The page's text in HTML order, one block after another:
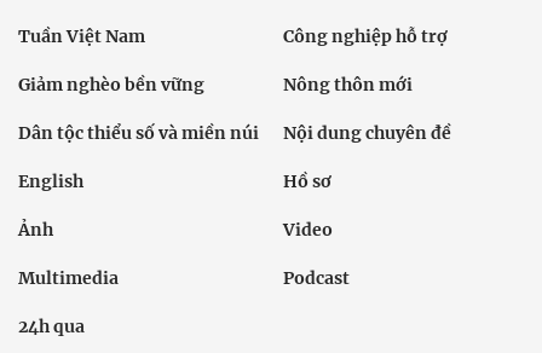
Tuần Việt Nam Công nghiệp hỗ trợ
Giảm nghèo bền vững Nông thôn mới
Dân tộc thiểu số và miền núi Nội dung chuyên đề
English Hồ sơ
Ảnh Video
Multimedia Podcast
24h qua